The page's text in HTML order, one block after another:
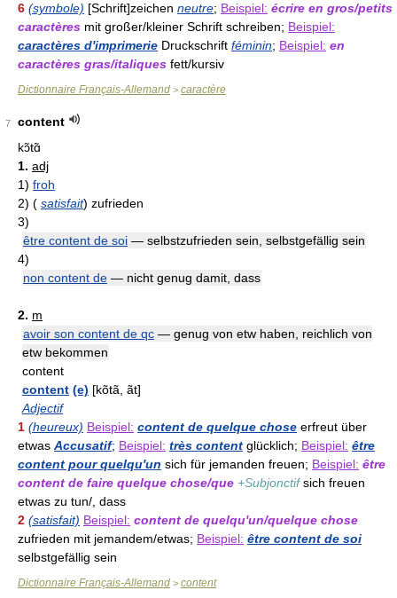
6 (symbole) [Schrift]zeichen neutre; Beispiel: écrire en gros/petits
caractères mit großer/kleiner Schrift schreiben; Beispiel:
caractères d'imprimerie Druckschrift féminin; Beispiel: en
caractères gras/italiques fett/kursiv
Dictionnaire Français-Allemand > caractère
7
content
kɔ̃tɑ̃
1. adj
1) froh
2) ( satisfait) zufrieden
3)
être content de soi — selbstzufrieden sein, selbstgefällig sein
4)
non content de — nicht genug damit, dass
2. m
avoir son content de qc — genug von etw haben, reichlich von
etw bekommen
content
content (e) [kõtã, ãt]
Adjectif
1 (heureux) Beispiel: content de quelque chose erfreut über
etwas Accusatif; Beispiel: très content glücklich; Beispiel: être
content pour quelqu'un sich für jemanden freuen; Beispiel: être
content de faire quelque chose/que +Subjonctif sich freuen
etwas zu tun/, dass
2 (satisfait) Beispiel: content de quelqu'un/quelque chose
zufrieden mit jemandem/etwas; Beispiel: être content de soi
selbstgefällig sein
Dictionnaire Français-Allemand > content